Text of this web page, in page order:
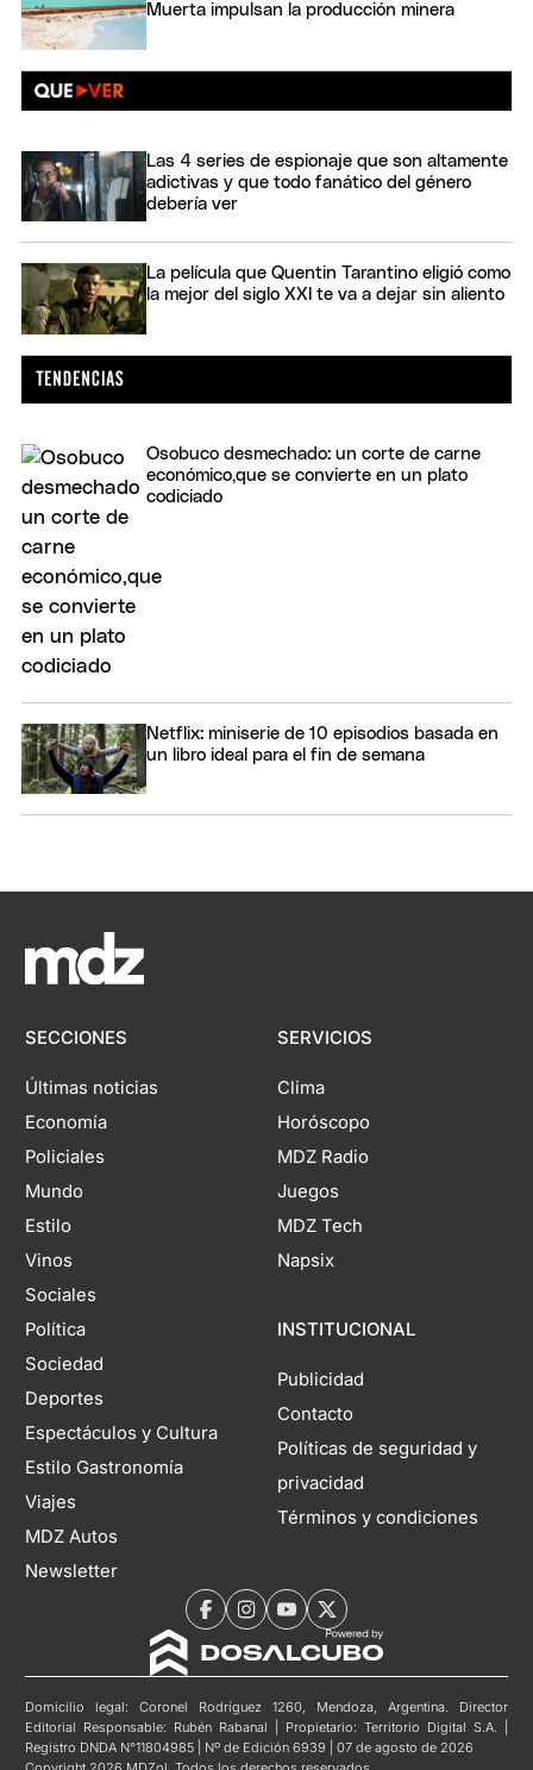
Muerta impulsan la producción minera
Las 4 series de espionaje que son altamente
adictivas y que todo fanático del género
debería ver
La película que Quentin Tarantino eligió como
la mejor del siglo XXI te va a dejar sin aliento
Osobuco desmechado: un corte de carne
económico,que se convierte en un plato
codiciado
Netflix: miniserie de 10 episodios basada en
un libro ideal para el fin de semana
SECCIONES
Últimas noticias
Economía
Policiales
Mundo
Estilo
Vinos
Sociales
Política
Sociedad
Deportes
Espectáculos y Cultura
Estilo Gastronomía
Viajes
MDZ Autos
Newsletter
SERVICIOS
Clima
Horóscopo
MDZ Radio
Juegos
MDZ Tech
Napsix
INSTITUCIONAL
Publicidad
Contacto
Políticas de seguridad y
privacidad
Términos y condiciones
Domicilio legal: Coronel Rodríguez 1260, Mendoza, Argentina. Director
Editorial Responsable: Rubén Rabanal | Propietario: Territorio Digital S.A. |
Registro DNDA N°11804985 | Nº de Edición 6939 | 07 de agosto de 2026